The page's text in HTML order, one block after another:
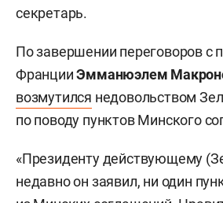
секретарь.
По завершении переговоров с
ФранцииЭмманюэлем
возмутился недовольством
по поводу пунктов Минского
«Президенту действующему
недавно он заявил, ни один